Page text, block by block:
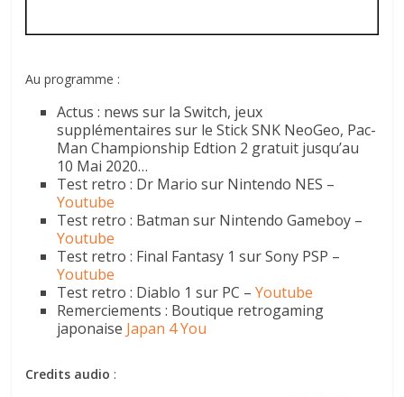
Au programme :
Actus : news sur la Switch, jeux
supplémentaires sur le Stick SNK NeoGeo, Pac-
Man Championship Edtion 2 gratuit jusqu’au
10 Mai 2020…
Test retro : Dr Mario sur Nintendo NES –
Youtube
Test retro : Batman sur Nintendo Gameboy –
Youtube
Test retro : Final Fantasy 1 sur Sony PSP –
Youtube
Test retro : Diablo 1 sur PC –Youtube
Remerciements : Boutique retrogaming
japonaise Japan 4 You
Credits audio :